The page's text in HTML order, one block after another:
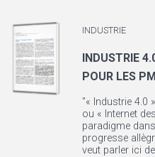
INDUSTRIE
INDUSTRIE
POUR LES
"« Industrie 4.0
ou « Internet
paradigme
progresse
veut parler ici